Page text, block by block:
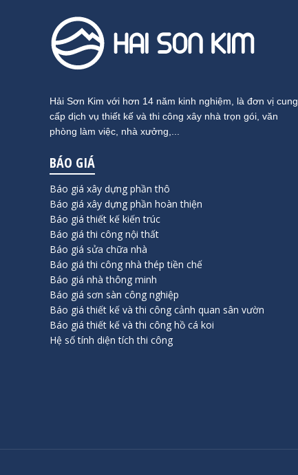
Hải Sơn Kim với hơn 14 năm kinh nghiệm, là đơn vị cung
cấp dịch vụ thiết kế và thi công xây nhà trọn gói, văn
phòng làm việc, nhà xưởng,...
BÁO GIÁ
Báo giá xây dựng phần thô
Báo giá xây dựng phần hoàn thiện
Báo giá thiết kế kiến trúc
Báo giá thi công nội thất
Báo giá sửa chữa nhà
Báo giá thi công nhà thép tiền chế
Báo giá nhà thông minh
Báo giá sơn sàn công nghiệp
Báo giá thiết kế và thi công cảnh quan sân vườn
Báo giá thiết kế và thi công hồ cá koi
Hệ số tính diện tích thi công